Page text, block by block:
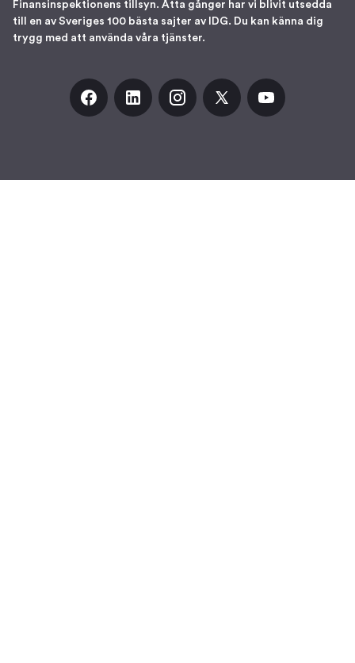
Finansinspektionens tillsyn. Åtta gånger har vi blivit utsedda
till en av Sveriges 100 bästa sajter av IDG. Du kan känna dig
trygg med att använda våra tjänster.